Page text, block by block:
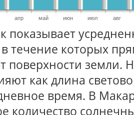
апр май июн июл авг
показывает
в течение которых
поверхности земли.
как длина
время. В
количество